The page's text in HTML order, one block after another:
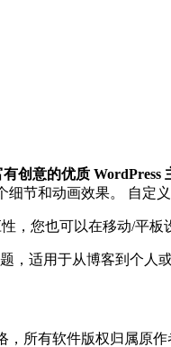
创意的优质 WordPress
细节和动画效果。 自定
性，您也可以在移动/平
，适用于从博客到个人
所有软件版权归属原作